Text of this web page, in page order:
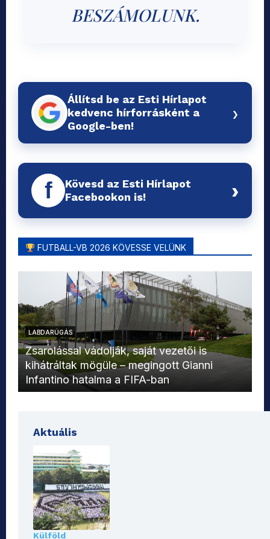
BESZÁMOLUNK.
Állítsd be az Esti Hírlapot
kedvenc hírforrásként a
Google-ben!
›
f
Kövesd az Esti Hírlapot
Facebookon is!
›
FUTBALL-VB 2026 KÖVESSE VELÜNK
LABDARÚGÁS
Zsarolással vádolják, saját vezetői is
kihátráltak mögüle – megingott Gianni
Infantino hatalma a FIFA-ban
Aktuális
Külföld